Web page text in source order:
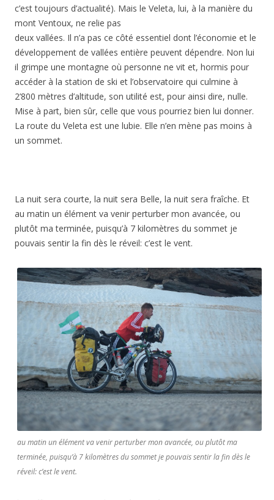
c’est toujours d’actualité). Mais le Veleta, lui, à la manière du
mont Ventoux, ne relie pas
deux vallées. Il n’a pas ce côté essentiel dont l’économie et le
développement de vallées entière peuvent dépendre. Non lui
il grimpe une montagne où personne ne vit et, hormis pour
accéder à la station de ski et l’observatoire qui culmine à
2’800 mètres d’altitude, son utilité est, pour ainsi dire, nulle.
Mise à part, bien sûr, celle que vous pourriez bien lui donner.
La route du Veleta est une lubie. Elle n’en mène pas moins à
un sommet.
La nuit sera courte, la nuit sera Belle, la nuit sera fraîche. Et
au matin un élément va venir perturber mon avancée, ou
plutôt ma terminée, puisqu’à 7 kilomètres du sommet je
pouvais sentir la fin dès le réveil: c’est le vent.
au matin un élément va venir perturber mon avancée, ou plutôt ma
terminée, puisqu’à 7 kilomètres du sommet je pouvais sentir la fin dès le
réveil: c’est le vent.